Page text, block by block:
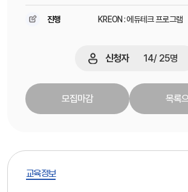
진행 KREON : 에듀테크 프로그램
신청자 14/ 25명
모집마감 목록
교육정보